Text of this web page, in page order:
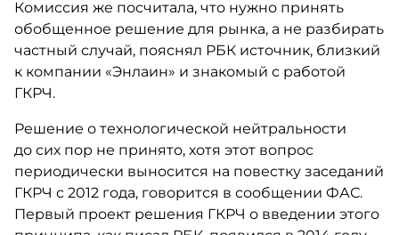
Комиссия же посчитала, что нужно принять
обобщенное решение для рынка, а не разбирать
частный случай, пояснял РБК источник, близкий
к компании «Энлаин» и знакомый с работой
ГКРЧ.
Решение о технологической нейтральности
до сих пор не принято, хотя этот вопрос
периодически выносится на повестку заседаний
ГКРЧ с 2012 года, говорится в сообщении ФАС.
Первый проект решения ГКРЧ о введении этого